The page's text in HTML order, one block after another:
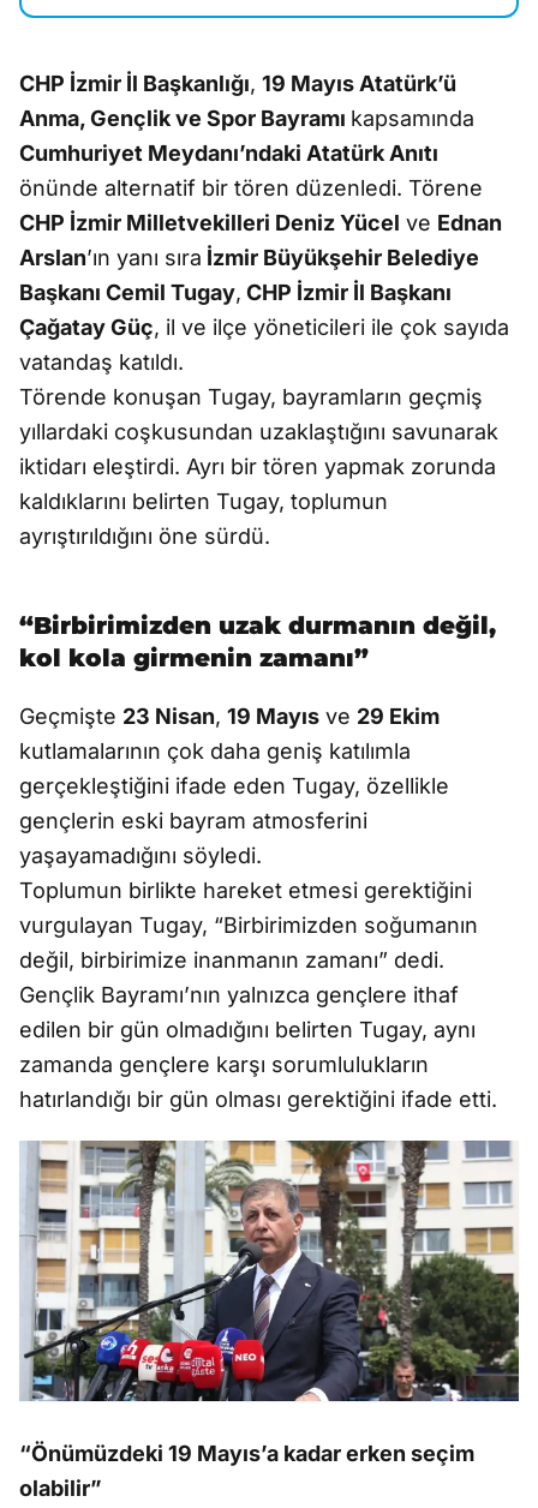
CHP İzmir İl Başkanlığı, 19 Mayıs Atatürk’ü
Anma, Gençlik ve Spor Bayramı kapsamında
Cumhuriyet Meydanı’ndaki Atatürk Anıtı
önünde alternatif bir tören düzenledi. Törene
CHP İzmir Milletvekilleri Deniz Yücel ve Ednan
Arslan’ın yanı sıra İzmir Büyükşehir Belediye
Başkanı Cemil Tugay, CHP İzmir İl Başkanı
Çağatay Güç, il ve ilçe yöneticileri ile çok sayıda
vatandaş katıldı.
Törende konuşan Tugay, bayramların geçmiş
yıllardaki coşkusundan uzaklaştığını savunarak
iktidarı eleştirdi. Ayrı bir tören yapmak zorunda
kaldıklarını belirten Tugay, toplumun
ayrıştırıldığını öne sürdü.
“Birbirimizden uzak durmanın değil,
kol kola girmenin zamanı”
Geçmişte 23 Nisan, 19 Mayıs ve 29 Ekim
kutlamalarının çok daha geniş katılımla
gerçekleştiğini ifade eden Tugay, özellikle
gençlerin eski bayram atmosferini
yaşayamadığını söyledi.
Toplumun birlikte hareket etmesi gerektiğini
vurgulayan Tugay, “Birbirimizden soğumanın
değil, birbirimize inanmanın zamanı” dedi.
Gençlik Bayramı’nın yalnızca gençlere ithaf
edilen bir gün olmadığını belirten Tugay, aynı
zamanda gençlere karşı sorumlulukların
hatırlandığı bir gün olması gerektiğini ifade etti.
“Önümüzdeki 19 Mayıs’a kadar erken seçim
olabilir”